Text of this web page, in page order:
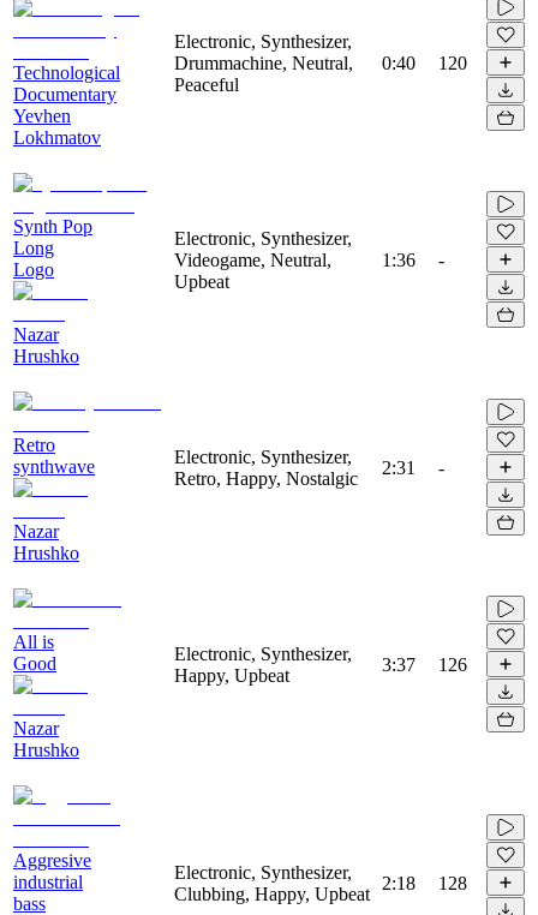
Technological
Documentary
Yevhen
Lokhmatov
Electronic, Synthesizer,
Drummachine, Neutral,
Peaceful
0:40 120
Synth Pop
Long
Logo
Nazar
Hrushko
Electronic, Synthesizer,
Videogame, Neutral,
Upbeat
1:36 -
Retro
synthwave
Nazar
Hrushko
Electronic, Synthesizer,
Retro, Happy, Nostalgic
2:31 -
All is
Good
Nazar
Hrushko
Electronic, Synthesizer,
Happy, Upbeat
3:37 126
Aggresive
industrial
bass
Electronic, Synthesizer,
Clubbing, Happy, Upbeat
2:18 128